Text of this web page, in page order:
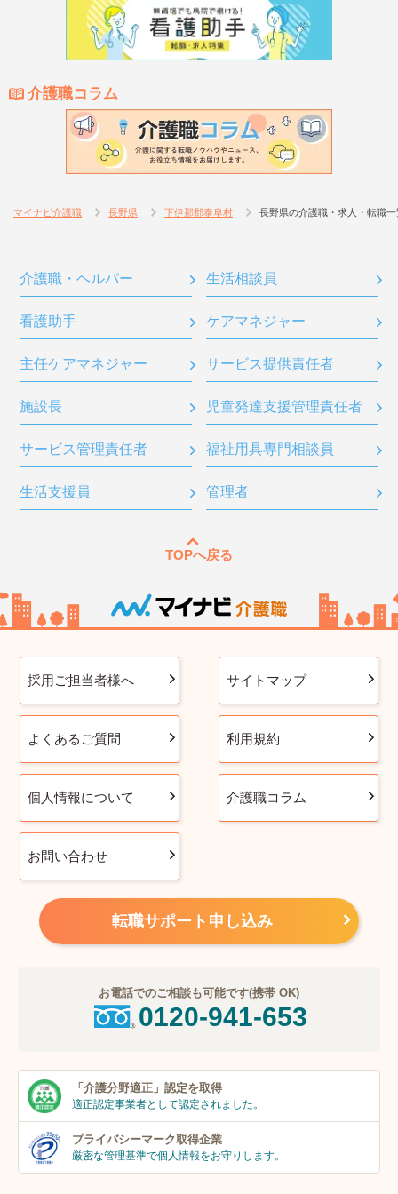
介護職コラム
マイナビ介護職 長野県 下伊那郡泰阜村 長野県の介護職・求人・転職一
介護職・ヘルパー 生活相談員
看護助手 ケアマネジャー
主任ケアマネジャー サービス提供責任者
施設長 児童発達支援管理責任者
サービス管理責任者 福祉用具専門相談員
生活支援員 管理者
TOPへ戻る
採用ご担当者様へ サイトマップ
よくあるご質問 利用規約
個人情報について 介護職コラム
お問い合わせ
転職サポート申し込み
お電話でのご相談も可能です(携帯 OK)
0120-941-653
「介護分野適正」 認定を取得
適正認定事業者として認定されました。
プライバシーマーク取得企業
厳密な管理基準で個人情報をお守りします。